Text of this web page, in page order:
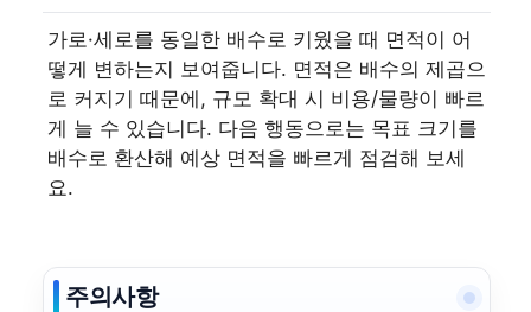
가로·세로를 동일한 배수로 키웠을 때 면적이 어
떻게 변하는지 보여줍니다. 면적은 배수의 제곱으
로 커지기 때문에, 규모 확대 시 비용/물량이 빠르
게 늘 수 있습니다. 다음 행동으로는 목표 크기를
배수로 환산해 예상 면적을 빠르게 점검해 보세
요.
주의사항